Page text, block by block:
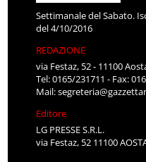
Settimanale del Sabato.
del 4/10/2016
REDAZIONE
via Festaz, 52 - 11100
Tel: 0165/231711 - Fax:
Mail:
Editore
LG PRESSE S.R.L.
via Festaz, 52 11100